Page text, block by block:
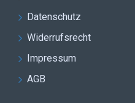
Datenschutz
Widerrufsrecht
Impressum
AGB